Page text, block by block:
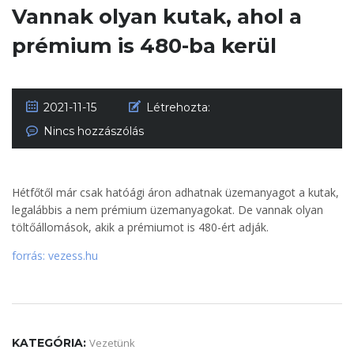
Vannak olyan kutak, ahol a
prémium is 480-ba kerül
2021-11-15
Létrehozta:
Nincs hozzászólás
Hétfőtől már csak hatóági áron adhatnak üzemanyagot a kutak,
legalábbis a nem prémium üzemanyagokat. De vannak olyan
töltőállomások, akik a prémiumot is 480-ért adják.
forrás: vezess.hu
KATEGÓRIA: Vezetünk